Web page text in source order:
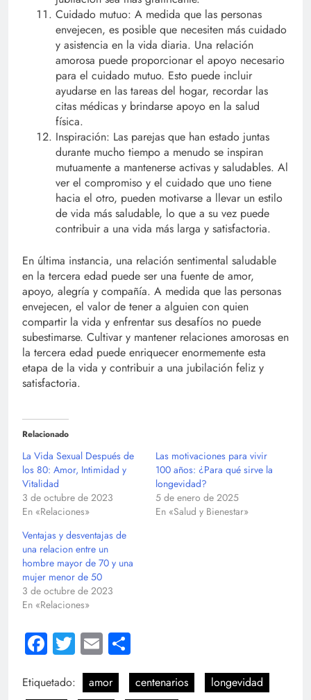
Cuidado mutuo: A medida que las personas
envejecen, es posible que necesiten más cuidado
y asistencia en la vida diaria. Una relación
amorosa puede proporcionar el apoyo necesario
para el cuidado mutuo. Esto puede incluir
ayudarse en las tareas del hogar, recordar las
citas médicas y brindarse apoyo en la salud
física.
Inspiración: Las parejas que han estado juntas
durante mucho tiempo a menudo se inspiran
mutuamente a mantenerse activas y saludables. Al
ver el compromiso y el cuidado que uno tiene
hacia el otro, pueden motivarse a llevar un estilo
de vida más saludable, lo que a su vez puede
contribuir a una vida más larga y satisfactoria.
En última instancia, una relación sentimental saludable
en la tercera edad puede ser una fuente de amor,
apoyo, alegría y compañía. A medida que las personas
envejecen, el valor de tener a alguien con quien
compartir la vida y enfrentar sus desafíos no puede
subestimarse. Cultivar y mantener relaciones amorosas en
la tercera edad puede enriquecer enormemente esta
etapa de la vida y contribuir a una jubilación feliz y
satisfactoria.
Relacionado
La Vida Sexual Después de
los 80: Amor, Intimidad y
Vitalidad
3 de octubre de 2023
En «Relaciones»
Las motivaciones para vivir
100 años: ¿Para qué sirve la
longevidad?
5 de enero de 2025
En «Salud y Bienestar»
Ventajas y desventajas de
una relacion entre un
hombre mayor de 70 y una
mujer menor de 50
3 de octubre de 2023
En «Relaciones»
Facebook
Twitter
Email
Etiquetado: amor centenarios
longevidad